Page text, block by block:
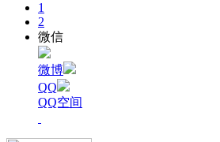
1
2
微信
微博
QQ
QQ空间